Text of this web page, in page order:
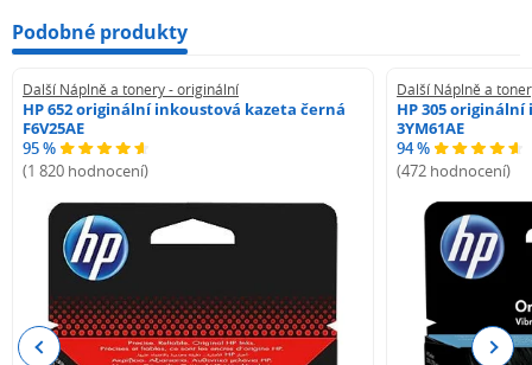
Podobné produkty
Další Náplně a tonery - originální
HP 652 originální inkoustová kazeta černá
F6V25AE
95 %
(1 820 hodnocení)
Další Náplně a
HP 305
3YM61AE
94 %
(472 hodnocení)
Previous Next